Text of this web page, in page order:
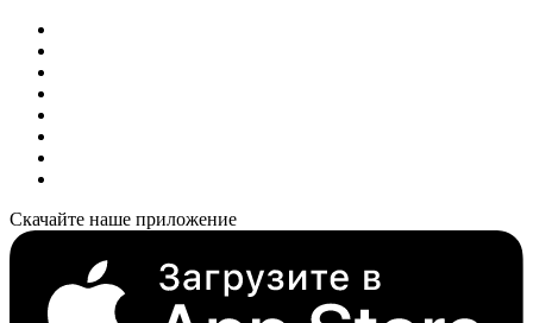
Скачайте наше приложение